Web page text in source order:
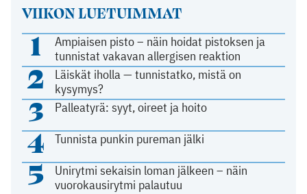
VIIKON LUETUIMMAT
1
Ampiaisen pisto – näin hoidat pistoksen ja
tunnistat vakavan allergisen reaktion
2
Läiskät iholla — tunnistatko, mistä on
kysymys?
3 Palleatyrä: syyt, oireet ja hoito
4 Tunnista punkin pureman jälki
5
Unirytmi sekaisin loman jälkeen – näin
vuorokausirytmi palautuu